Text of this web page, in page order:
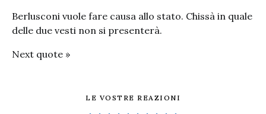
Berlusconi vuole fare causa allo stato. Chissà in quale
delle due vesti non si presenterà.
Next quote »
LE VOSTRE REAZIONI